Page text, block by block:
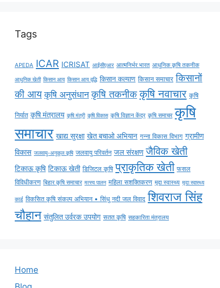
Tags
APEDA ICAR ICRISAT आईसीएआर आत्मनिर्भर भारत आधुनिक कृषि तकनीक
आधुनिक खेती किसान आय किसान आय वृद्धि किसान कल्याण किसान समाचार किसानों
की आय कृषि अनुसंधान कृषि तकनीक कृषि नवाचार कृषि
निर्यात कृषि मंत्रालय कृषि मंत्री कृषि विकास कृषि विज्ञान केंद्र कृषि समाचर कृषि
समाचार खाद्य सुरक्षा खेत बचाओ अभियान गन्ना विकास विभाग ग्रामीण
विकास जलवायु-अनुकूल कृषि जलवायु परिवर्तन जल संरक्षण जैविक खेती
टिकाऊ कृषि टिकाऊ खेती डिजिटल कृषि प्राकृतिक खेती फसल
विविधीकरण बिहार कृषि समाचार मत्स्य पालन महिला सशक्तिकरण मृदा स्वास्थ्य मृदा स्वास्थ्य
कार्ड विकसित कृषि संकल्प अभियान • सिंधु नदी जल विवाद शिवराज सिंह
चौहान संतुलित उर्वरक उपयोग सतत कृषि सहकारिता मंत्रालय
Home